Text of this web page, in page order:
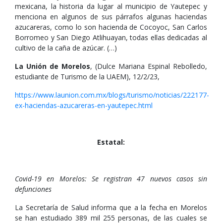
mexicana, la historia da lugar al municipio de Yautepec y
menciona en algunos de sus párrafos algunas haciendas
azucareras, como lo son hacienda de Cocoyoc, San Carlos
Borromeo y San Diego Atlihuayan, todas ellas dedicadas al
cultivo de la caña de azúcar. (…)
La Unión de Morelos, (Dulce Mariana Espinal Rebolledo,
estudiante de Turismo de la UAEM), 12/2/23,
https://www.launion.com.mx/blogs/turismo/noticias/222177-
ex-haciendas-azucareras-en-yautepec.html
Estatal:
Covid-19 en Morelos: Se registran 47 nuevos casos sin
defunciones
La Secretaría de Salud informa que a la fecha en Morelos
se han estudiado 389 mil 255 personas, de las cuales se